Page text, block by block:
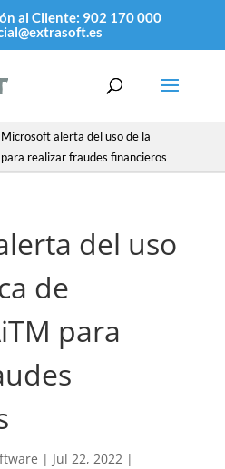
al Cliente: 902 170 000
Microsoft alerta del uso de la
realizar fraudes financieros
del uso
de
para
| Jul 22, 2022|